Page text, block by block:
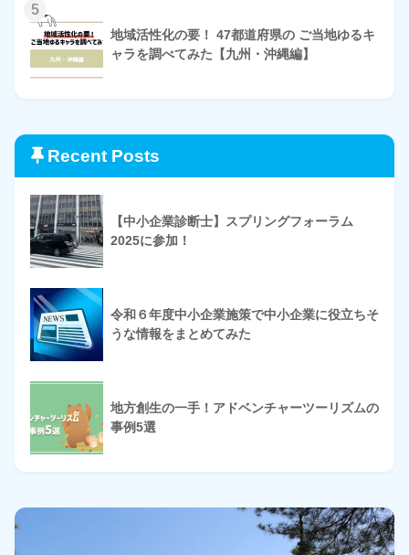
5
地域活性化の要！ 47都道府県の ご当地ゆるキ
ャラを調べてみた【九州・沖縄編】
Recent Posts
【中小企業診断士】スプリングフォーラム
2025に参加！
令和６年度中小企業施策で中小企業に役立ちそ
うな情報をまとめてみた
地方創生の一手！アドベンチャーツーリズムの
事例5選